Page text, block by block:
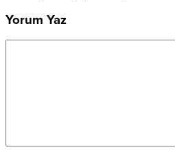
Yorum Yaz